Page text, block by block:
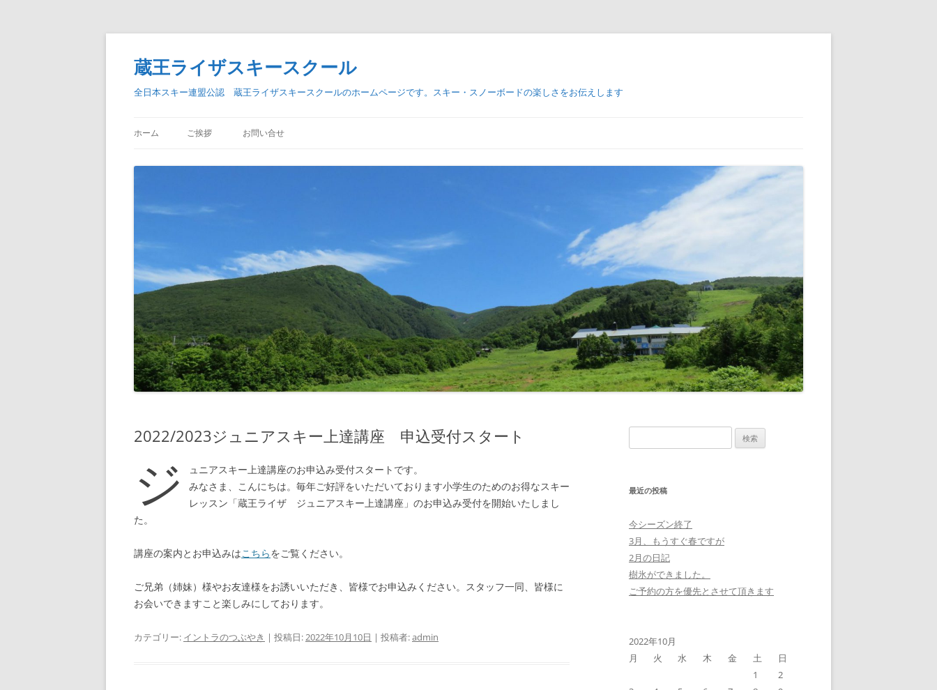
蔵王ライザスキースクール
全日本スキー連盟公認 蔵王ライザスキースクールのホームページです。スキー・スノーボードの楽しさをお伝えします
へ
ホーム ご挨拶 お問い合せ
2022/2023ジュニアスキー上達講座 申込受付スタート
ジ
ュニアスキー上達講座のお申込み受付スタートです。
みなさま、こんにちは。毎年ご好評をいただいております小学生のためのお得なスキー
レッスン「蔵王ライザ ジュニアスキー上達講座」のお申込み受付を開始いたしまし
た。
講座の案内とお申込みはこちらをご覧ください。
ご兄弟（姉妹）様やお友達様をお誘いいただき、皆様でお申込みください。スタッフ一同、皆様に
お会いできますこと楽しみにしております。
カテゴリー: イントラのつぶやき | 投稿日:2022年10月10日 | 投稿者:admin
索
最近の投稿
今シーズン終了
3月、もうすぐ春ですが
2月の日記
樹氷ができました。
ご予約の方を優先とさせて頂きます
2022年10月
月
火 水 木 金 土
日
1
2